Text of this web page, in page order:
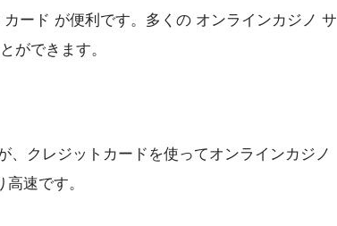
ード が便利です。多くの オンラインカジノ サ
ができます。
、クレジットカードを使ってオンラインカジノ
速です。